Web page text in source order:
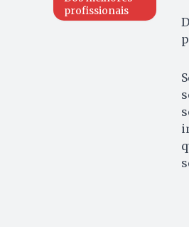
profissionais